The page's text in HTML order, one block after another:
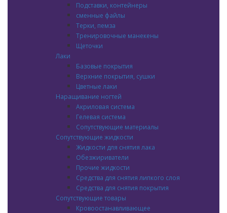
Подставки, контейнеры
сменные файлы
Терки, пемза
Тренировочные манекены
Щеточки
Лаки
Базовые покрытия
Верхние покрытия, сушки
Цветные лаки
Наращивание ногтей
Акриловая система
Гелевая система
Сопутствующие материалы
Сопутствующие жидкости
Жидкости для снятия лака
Обезжириватели
Прочие жидкости
Средства для снятия липкого слоя
Средства для снятия покрытия
Сопутствующие товары
Кровоостанавливающее